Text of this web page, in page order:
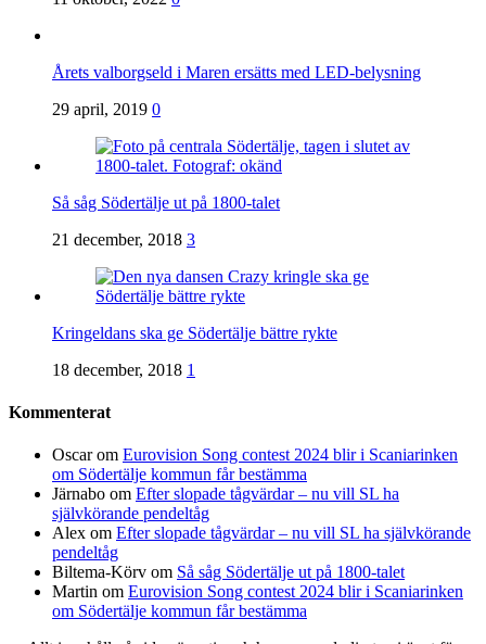
Årets valborgseld i Maren ersätts med LED-belysning
29 april, 2019 0
Så såg Södertälje ut på 1800-talet
21 december, 2018 3
Kringeldans ska ge Södertälje bättre rykte
18 december, 2018 1
Kommenterat
Oscarom Eurovision Song contest 2024 blir i Scaniarinken
om Södertälje kommun får bestämma
Järnabo om Efter slopade tågvärdar – nu vill SL ha
självkörande pendeltåg
Alex om Efter slopade tågvärdar – nu vill SL ha självkörande
pendeltåg
Biltema-Körv om Så såg Södertälje ut på 1800-talet
Martin om Eurovision Song contest 2024 blir i Scaniarinken
om Södertälje kommun får bestämma